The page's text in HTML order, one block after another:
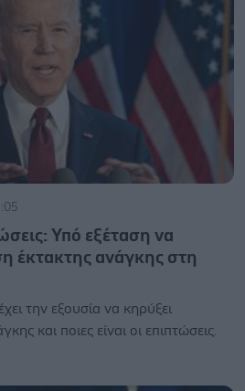
Υπό εξέταση να
έκτακτης ανάγκης στη
την εξουσία να κηρύξει
και ποιες είναι οι επιπτώσεις.